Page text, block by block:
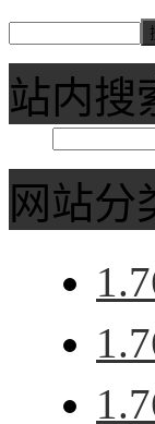
站内搜
网站分